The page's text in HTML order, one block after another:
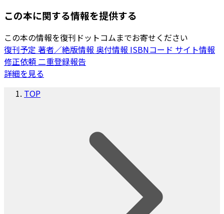
この本に関する情報を提供する
この本の情報を復刊ドットコムまでお寄せください
復刊予定 著者／絶版情報 奥付情報 ISBNコード サイト情報
修正依頼二重登録報告
詳細を見る
TOP